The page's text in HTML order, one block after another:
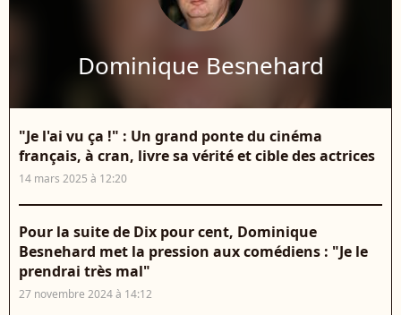
Dominique Besnehard
"Je l'ai vu ça !" : Un grand ponte du cinéma
français, à cran, livre sa vérité et cible des actrices
14 mars 2025 à 12:20
Pour la suite de Dix pour cent, Dominique
Besnehard met la pression aux comédiens : "Je le
prendrai très mal"
27 novembre 2024 à 14:12